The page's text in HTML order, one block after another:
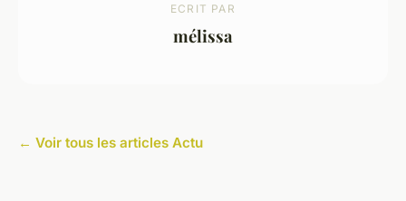
ECRIT PAR
mélissa
← Voir tous les articles Actu